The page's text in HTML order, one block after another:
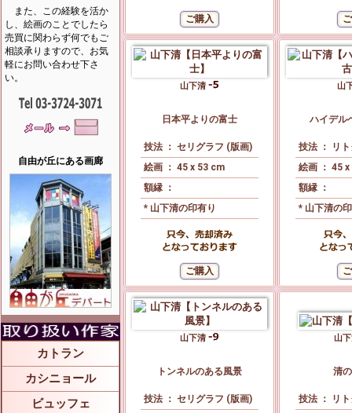
また、この経験を活か
し、絵画のことでしたら
売買に関わらず何でもご
相談承りますので、お気
軽にお問い合わせ下さ
い。
自由が丘にある画廊
カトラン
カシニョール
ビュッフェ
山下清
日本平よりの富士
技法 ： セリグラフ (版画)
絵画 ： 45 x 53 cm
額縁 ：
* 山下清の印有り
山
ハイデル
技法 ： リ
絵画 ： 45
額縁 ：
* 山下清の
山下清
トンネルのある風景
技法 ： セリグラフ (版画)
山
清
技法 ： リ